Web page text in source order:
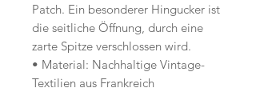
Patch. Ein besonderer Hingucker ist
die seitliche Öffnung, durch eine
zarte Spitze verschlossen wird.
• Material: Nachhaltige Vintage-
Textilien aus Frankreich